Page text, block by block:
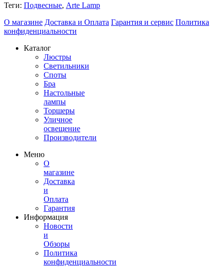
Теги: Подвесные, Arte Lamp
О магазине Доставка и Оплата Гарантия и сервис Политика
конфиденциальности
Каталог
Люстры
Светильники
Споты
Бра
Настольные
лампы
Торшеры
Уличное
освещение
Производители
Меню
О
магазине
Доставка
и
Оплата
Гарантия
Информация
Новости
и
Обзоры
Политика
конфиденциальности